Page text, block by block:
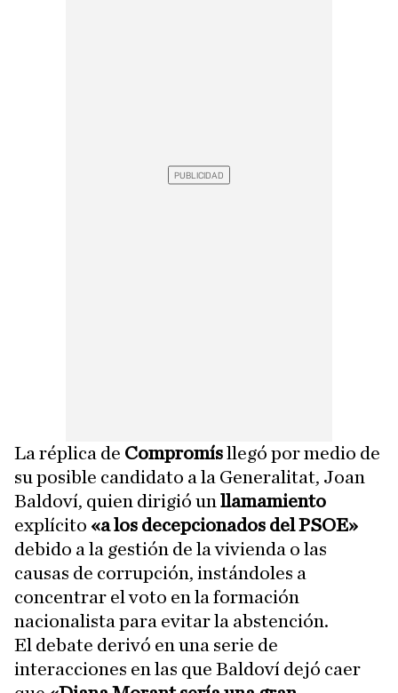
La réplica de Compromísllegó por medio de
su posible candidato a la Generalitat, Joan
Baldoví, quien dirigió un llamamiento
explícito «a los decepcionados del PSOE»
debido a la gestión de la vivienda o las
causas de corrupción, instándoles a
concentrar el voto en la formación
nacionalista para evitar la abstención.
El debate derivó en una serie de
interacciones en las que Baldoví dejó caer